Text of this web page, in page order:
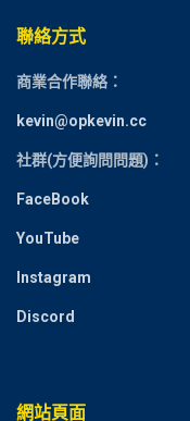
聯絡方式
商業合作聯絡：
kevin@opkevin.cc
社群(方便詢問問題)：
FaceBook
YouTube
Instagram
Discord
網站頁面